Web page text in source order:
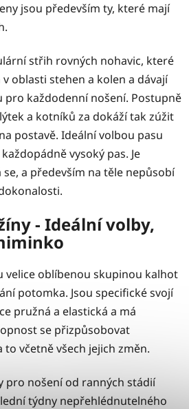
jsou především ty, které mají
střih rovných nohavic, které
oblasti stehen a kolen a dávají
každodenní nošení. Postupně
a kotníků za dokáží tak zúžit
postavě. Ideální volbou pasu
vysoký pas. Je
a především na těle nepůsobí
- Ideální volby,
velice oblíbenou skupinou kalhot
potomka. Jsou specifické svojí
pružná a elastická a má
se přizpůsobovat
včetně všech jejich změn.
pro nošení od ranných stádií
týdny nepřehlédnutelného